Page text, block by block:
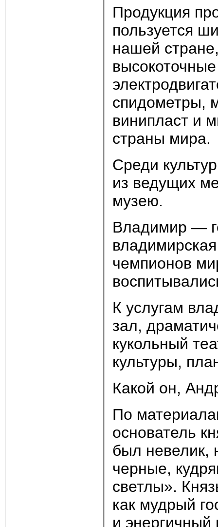
Продукция
пользуется
нашей
спидометры,
винипласт и
страны мира.
Среди
из ведущих
музею.
Владимир —
чемпионов
К услугам
зал,
кукольный
культуры,
Какой он,
По
основатель
был невелик,
черные,
светлы».
как мудрый
и